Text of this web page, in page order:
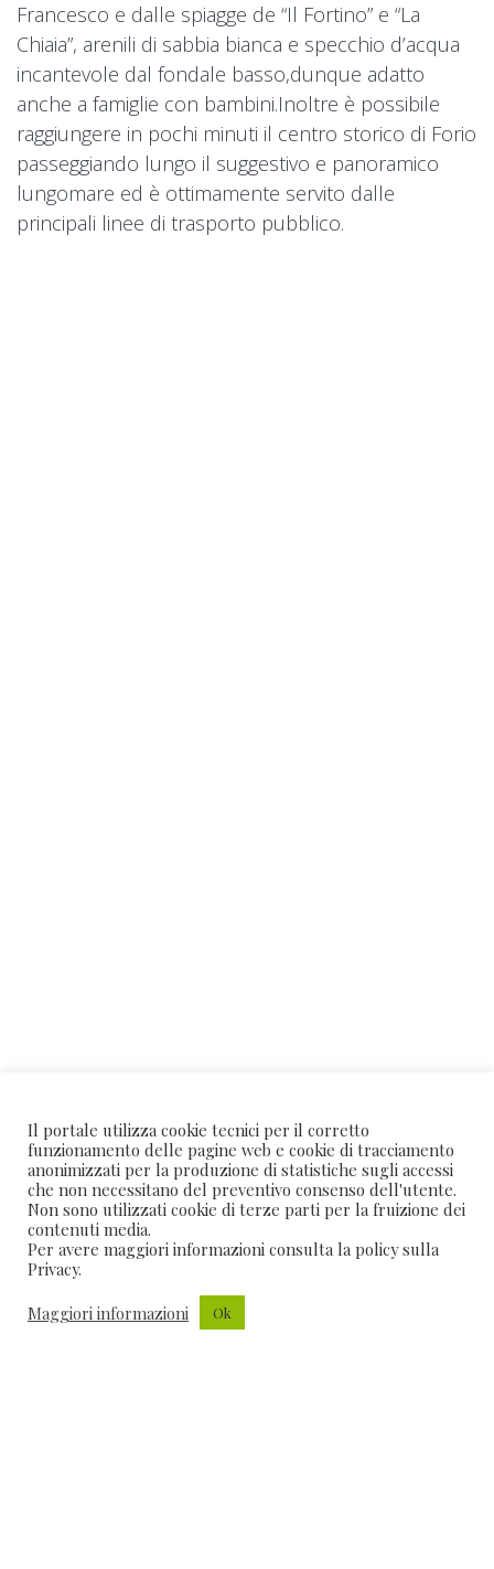
Francesco e dalle spiagge de “Il Fortino” e “La
Chiaia”, arenili di sabbia bianca e specchio d’acqua
incantevole dal fondale basso,dunque adatto
anche a famiglie con bambini.Inoltre è possibile
raggiungere in pochi minuti il centro storico di Forio
passeggiando lungo il suggestivo e panoramico
lungomare ed è ottimamente servito dalle
principali linee di trasporto pubblico.
Servizi
I nostri suggerimenti per
vivere l’isola al meglio
Il portale utilizza cookie tecnici per il corretto
funzionamento delle pagine web e cookie di tracciamento
anonimizzati per la produzione di statistiche sugli accessi
che non necessitano del preventivo consenso dell'utente.
Non sono utilizzati cookie di terze parti per la fruizione dei
contenuti media.
Per avere maggiori informazioni consulta la policy sulla
Privacy.
Maggiori informazioni
Ok